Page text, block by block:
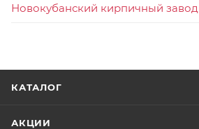
Новокубанский кирпичный завод
КАТАЛОГ
АКЦИИ